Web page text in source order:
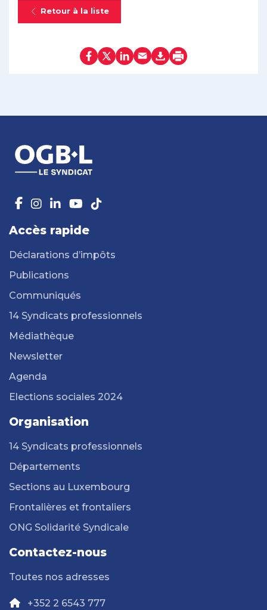
Retour à la liste
Accès rapide
Déclarations d’impôts
Publications
Communiqués
14 Syndicats professionnels
Médiathèque
Newsletter
Agenda
Elections sociales 2024
Organisation
14 Syndicats professionnels
Départements
Sections au Luxembourg
Frontalières et frontaliers
ONG Solidarité Syndicale
Contactez-nous
Toutes nos adresses
+352 2 6543 777